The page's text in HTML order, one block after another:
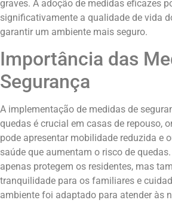
graves. A adoção de medidas eficazes
significativamente a qualidade de vida
garantir um ambiente mais seguro.
Importância das
Segurança
A implementação de medidas de
quedas é crucial em casas de repouso,
pode apresentar mobilidade reduzida e
saúde que aumentam o risco de
apenas protegem os residentes, mas
tranquilidade para os familiares e
ambiente foi adaptado para atender às